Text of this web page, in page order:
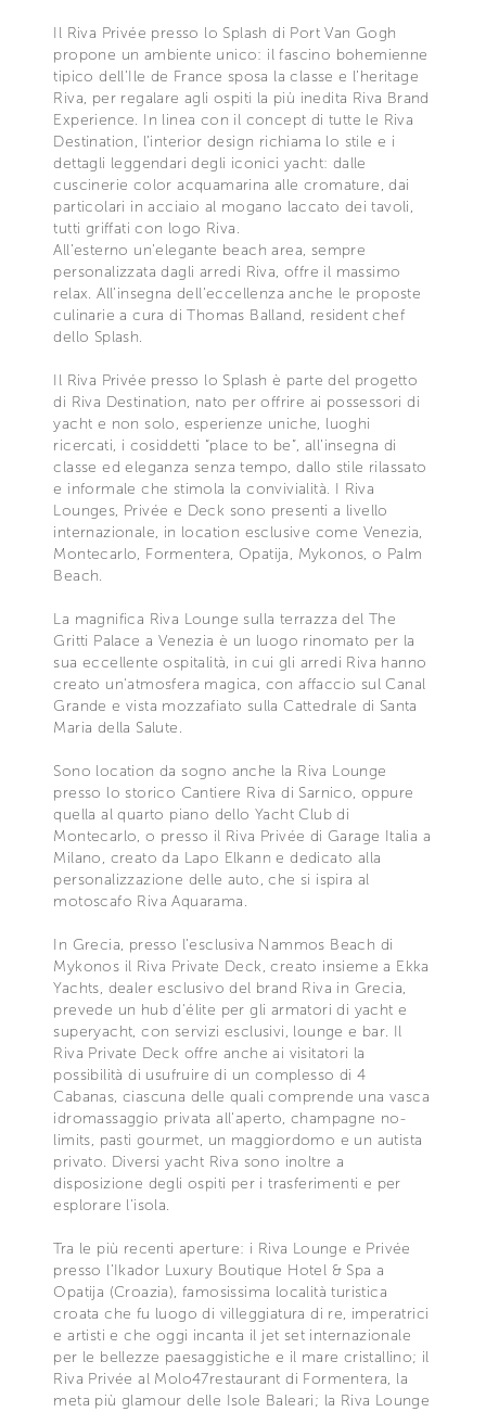
Il Riva Privée presso lo Splash di Port Van Gogh
propone un ambiente unico: il fascino bohemienne
tipico dell’Ile de France sposa la classe e l’heritage
Riva, per regalare agli ospiti la più inedita Riva Brand
Experience. In linea con il concept di tutte le Riva
Destination, l’interior design richiama lo stile e i
dettagli leggendari degli iconici yacht: dalle
cuscinerie color acquamarina alle cromature, dai
particolari in acciaio al mogano laccato dei tavoli,
tutti griffati con logo Riva.
All’esterno un’elegante beach area, sempre
personalizzata dagli arredi Riva, offre il massimo
relax. All’insegna dell’eccellenza anche le proposte
culinarie a cura di Thomas Balland, resident chef
dello Splash.
Il Riva Privée presso lo Splash è parte del progetto
di Riva Destination, nato per offrire ai possessori di
yacht e non solo, esperienze uniche, luoghi
ricercati, i cosiddetti “place to be”, all’insegna di
classe ed eleganza senza tempo, dallo stile rilassato
e informale che stimola la convivialità. I Riva
Lounges, Privée e Deck sono presenti a livello
internazionale, in location esclusive come Venezia,
Montecarlo, Formentera, Opatija, Mykonos, o Palm
Beach.
La magnifica Riva Lounge sulla terrazza del The
Gritti Palace a Venezia è un luogo rinomato per la
sua eccellente ospitalità, in cui gli arredi Riva hanno
creato un'atmosfera magica, con affaccio sul Canal
Grande e vista mozzafiato sulla Cattedrale di Santa
Maria della Salute.
Sono location da sogno anche la Riva Lounge
presso lo storico Cantiere Riva di Sarnico, oppure
quella al quarto piano dello Yacht Club di
Montecarlo, o presso il Riva Privée di Garage Italia a
Milano, creato da Lapo Elkann e dedicato alla
personalizzazione delle auto, che si ispira al
motoscafo Riva Aquarama.
In Grecia, presso l’esclusiva Nammos Beach di
Mykonos il Riva Private Deck, creato insieme a Ekka
Yachts, dealer esclusivo del brand Riva in Grecia,
prevede un hub d'élite per gli armatori di yacht e
superyacht, con servizi esclusivi, lounge e bar. Il
Riva Private Deck offre anche ai visitatori la
possibilità di usufruire di un complesso di 4
Cabanas, ciascuna delle quali comprende una vasca
idromassaggio privata all'aperto, champagne no-
limits, pasti gourmet, un maggiordomo e un autista
privato. Diversi yacht Riva sono inoltre a
disposizione degli ospiti per i trasferimenti e per
esplorare l'isola.
Tra le più recenti aperture: i Riva Lounge e Privée
presso l’Ikador Luxury Boutique Hotel & Spa a
Opatija (Croazia), famosissima località turistica
croata che fu luogo di villeggiatura di re, imperatrici
e artisti e che oggi incanta il jet set internazionale
per le bellezze paesaggistiche e il mare cristallino; il
Riva Privée al Molo47restaurant di Formentera, la
meta più glamour delle Isole Baleari; la Riva Lounge